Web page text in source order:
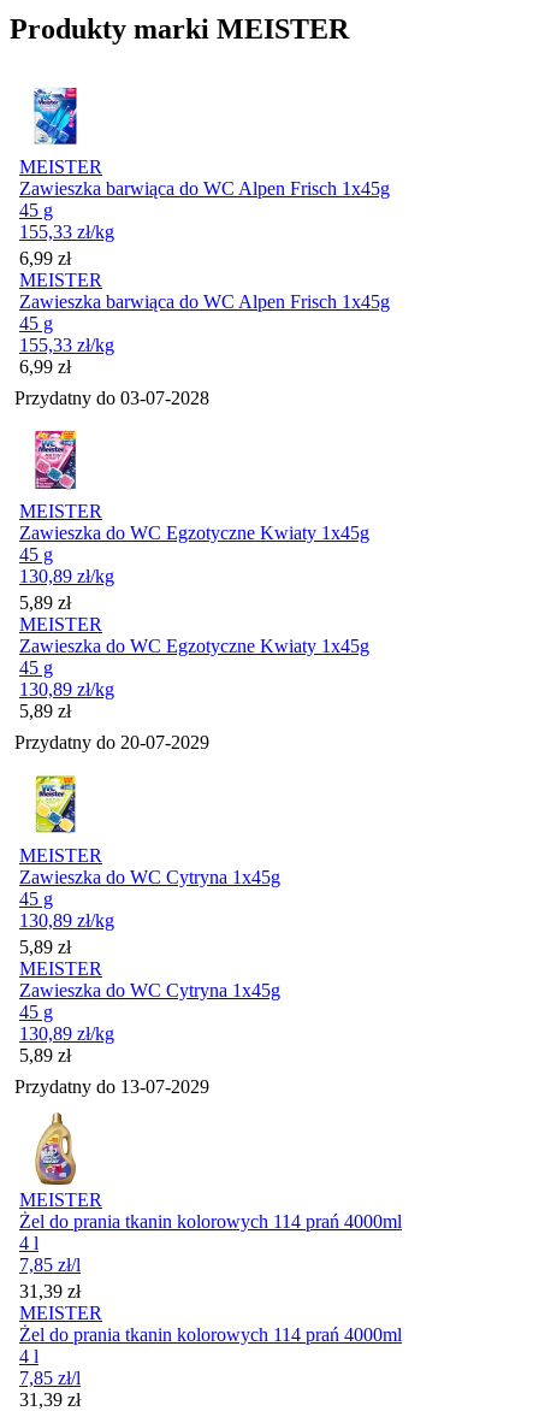
Produkty marki MEISTER
MEISTER
Zawieszka barwiąca do WC Alpen Frisch 1x45g
45 g
155,33 zł/kg
Cena
6,99 zł
MEISTER
Zawieszka barwiąca do WC Alpen Frisch 1x45g
45 g
155,33 zł/kg
Cena
6,99 zł
Przydatny do 03-07-2028
MEISTER
Zawieszka do WC Egzotyczne Kwiaty 1x45g
45 g
130,89 zł/kg
Cena
5,89 zł
MEISTER
Zawieszka do WC Egzotyczne Kwiaty 1x45g
45 g
130,89 zł/kg
Cena
5,89 zł
Przydatny do 20-07-2029
MEISTER
Zawieszka do WC Cytryna 1x45g
45 g
130,89 zł/kg
Cena
5,89 zł
MEISTER
Zawieszka do WC Cytryna 1x45g
45 g
130,89 zł/kg
Cena
5,89 zł
Przydatny do 13-07-2029
MEISTER
Żel do prania tkanin kolorowych 114 prań 4000ml
4 l
7,85 zł/l
Cena
31,39 zł
MEISTER
Żel do prania tkanin kolorowych 114 prań 4000ml
4 l
7,85 zł/l
Cena
31,39 zł